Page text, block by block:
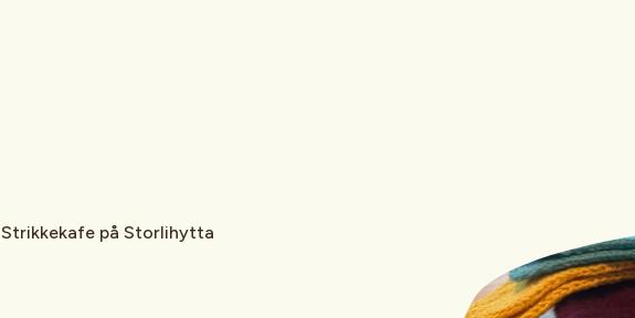
Strikkekafe på Storlihytta